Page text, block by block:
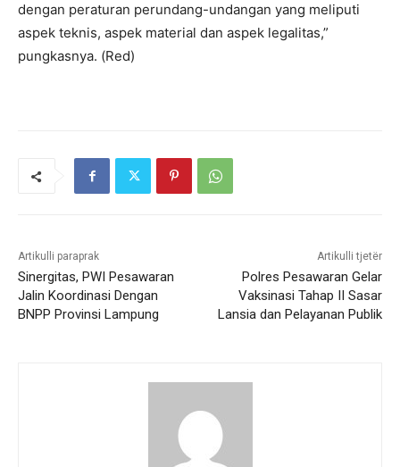
dengan peraturan perundang-undangan yang meliputi
aspek teknis, aspek material dan aspek legalitas,”
pungkasnya. (Red)
Artikulli paraprak
Sinergitas, PWI Pesawaran
Jalin Koordinasi Dengan
BNPP Provinsi Lampung
Artikulli tjetër
Polres Pesawaran Gelar
Vaksinasi Tahap II Sasar
Lansia dan Pelayanan Publik